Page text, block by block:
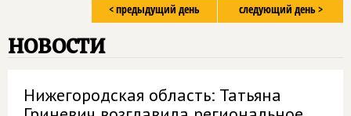
следующий день >
< предыдущий день
новости
Нижегородская область: Татьяна